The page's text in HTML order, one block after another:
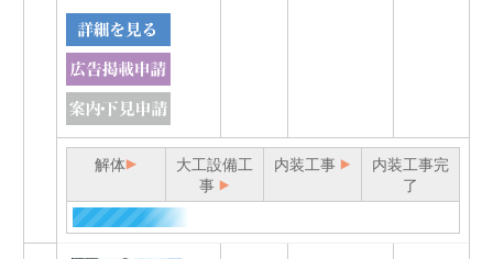
解体
大工設備工
事
内装工事
内装工事完
了